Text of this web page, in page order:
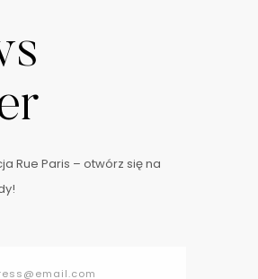
Rue Paris – otwórz się na